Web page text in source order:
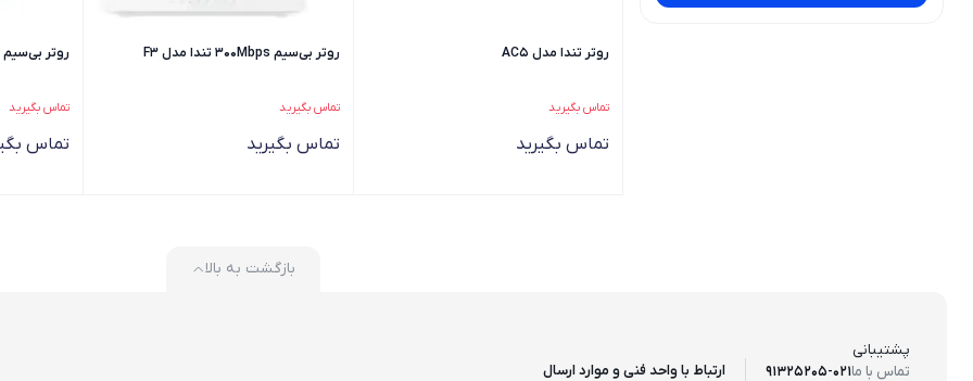
روتر تندا مدل AC5
تماس بگیرید
تماس بگیرید
روتر بی‌سیم 300Mbps تندا مدل F3
تماس بگیرید
تماس بگیرید
روتر بی‌سیم N300 تندا مدل N301
تماس بگیرید
تماس
پشتیبانی
تماس با ما91325205-021 ارتباط با واحد فنی و موارد ارسال
بازگشت به بالا